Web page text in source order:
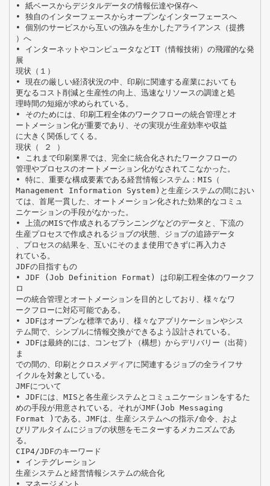
• 紙ベースからデジタルデータの情報伝達や保存へ
• 独自のインターフェースからオープンなインターフェースへ
• 個別のサービスから互いの強みを生かしたアライアンス（提携
）へ
• インターネットやコンピュータなどIT（情報技術）の飛躍的な発
展
現状（１）
• 現在の厳しい経済状況の中、印刷に関連する産業においても
更なるコスト削減と生産性の向上、迅速なリソースの調達と処
理時間の短縮が求められている。
• そのためには、印刷工程全体のワークフローの統合管理とオ
ートメーション化が重要であり、その実現が生産効率や収益
に大きく関係してくる。
現状（ ２ ）
• これまで印刷業界では、完全に統合化されたワークフローの
管理やプロセスのオートメーション化がなされてこなかった。
• 特に、重要な構成要素である経営情報システム：MIS（
Management Information System)と生産システムの間におい
ては、首尾一貫した、オートメーション化された効果的なコミュ
ニケーションの手段がなかった。
• 上流のMISで作成されるプランニングなどのデータと、下流の
生産プロセスで作成されるジョブの状態、ジョブの追跡データ
、プロセスの結果を、互いにそのまま使用できずに再入力さ
れている。
JDFの目指すもの
• JDF (Job Definition Format) は印刷工程全体のワークフ
ロ
ーの統合管理とオートメーションを目的としており、様々なワ
ークフローに対応可能である。
• JDFはオープンな標準であり、様々なアプリケーションやシス
テム間で、シンプルに情報交換ができるよう設計されている。
• JDFは最終的には、コンセプト（構想）からデリバリー（出荷）
ま
での間の、印刷とクロスメディアに関連するジョブの全ライフサ
イクルを対象としている。
JMFについて
• JDFには、MISと各生産システムとコミュニケーションをするた
めの手段が用意されている。それがJMF(Job Messaging
Format )である。JMFは、生産システムへの指示/命令、およ
びリアルタイムにジョブの状態をモニターするメカニズムであ
る。
CIP4/JDFのキーワード
• インテグレーション
生産システムと経営情報システムの統合化
• マネージメント